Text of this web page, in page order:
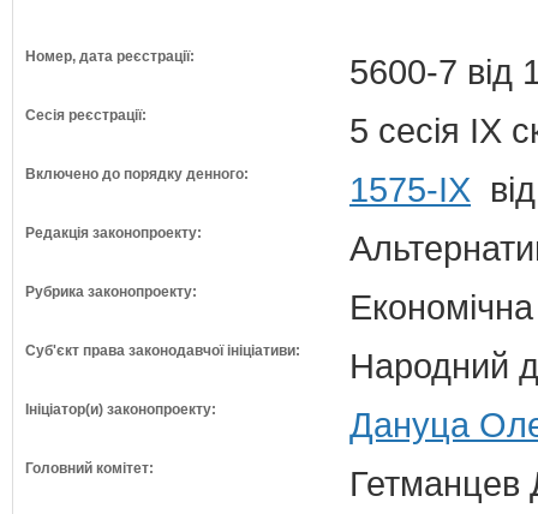
Номер, дата реєстрації: 5600-7 від
Сесія реєстрації: 5 сесія IX
Включено до порядку денного: 1575-ІХ
Редакція законопроекту:
Рубрика законопроекту:
Суб'єкт права законодавчої ініціативи: Народний
Ініціатор(и) законопроекту: Дануца
Головний комітет:
Гетманцев